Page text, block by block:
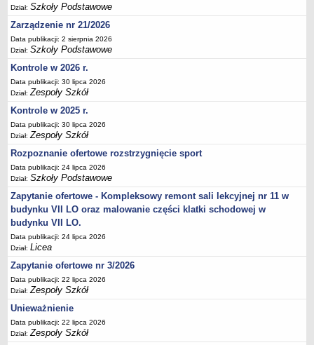
BIURO FINANSÓW OŚWIATY
Dane podstawowe
Statut
Majątek
Godziny dyżurów
Ogłoszenia
Zarządzenia
Rejestry, ewidencje, archiwa
Kontrole
PONOWNE WYKORZYSTYWANIE
Sprawozdania
Deklaracja dostępności
DEKLARACJA DOSTĘPNOŚCI
OŚWIADCZENIA MAJĄTKOWE
PONOWNE WYKORZYSTYWANIE
UDOSTĘPNIANIE INFORMACJI PUBLICZNEJ
OCHRONA DANYCH OSOBOWYCH
Dział:Szkoły Podstawowe
Zarządzenie nr 21/2026
Data publikacji: 2 sierpnia 2026
Dział:Szkoły Podstawowe
Kontrole w 2026 r.
Data publikacji: 30 lipca 2026
Dział:Zespoły Szkół
Kontrole w 2025 r.
Data publikacji: 30 lipca 2026
Dział:Zespoły Szkół
Rozpoznanie ofertowe rozstrzygnięcie sport
Data publikacji: 24 lipca 2026
Dział:Szkoły Podstawowe
Zapytanie ofertowe - Kompleksowy remont sali lekcyjnej nr 11 w
budynku VII LO oraz malowanie części klatki schodowej w
budynku VII LO.
Data publikacji: 24 lipca 2026
Dział:Licea
Zapytanie ofertowe nr 3/2026
Data publikacji: 22 lipca 2026
Dział:Zespoły Szkół
Unieważnienie
Data publikacji: 22 lipca 2026
Dział:Zespoły Szkół